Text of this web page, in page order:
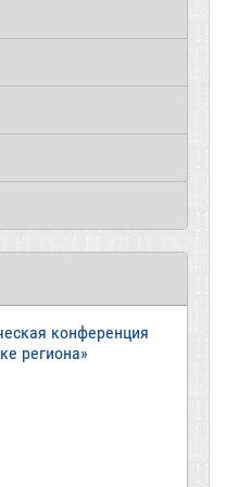
конференция
региона»